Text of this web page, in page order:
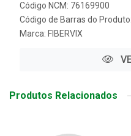
Código NCM: 76169900
Código de Barras do
Marca: FIBERVIX
Produtos Relacionados